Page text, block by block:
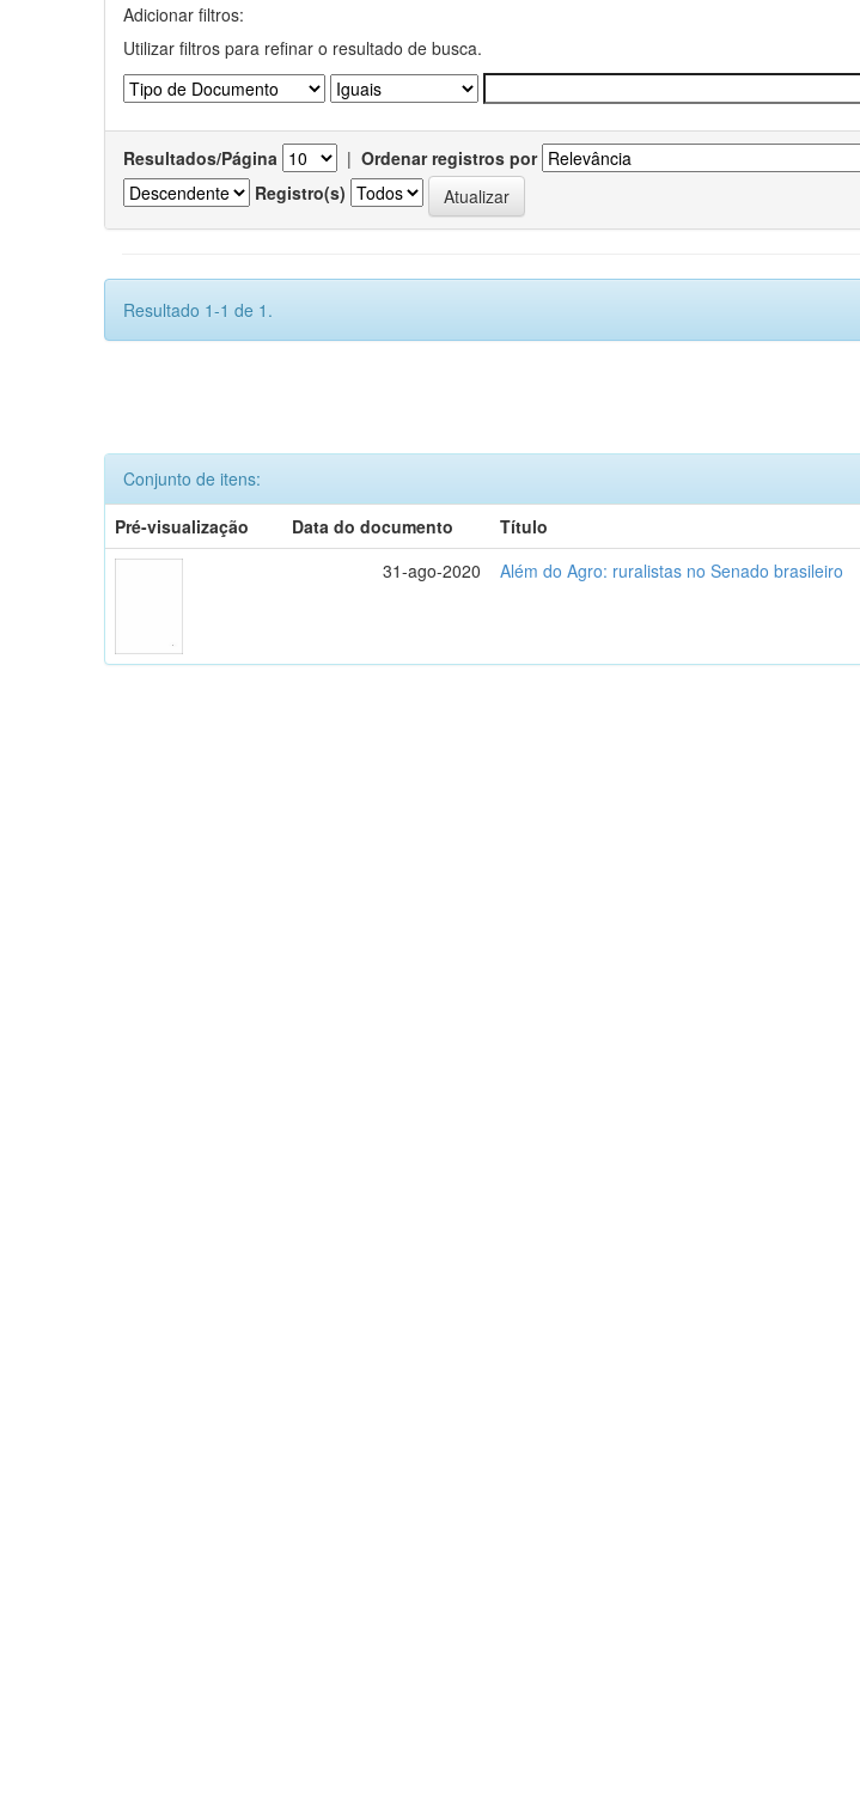
Adicionar filtros:
Utilizar filtros para refinar o resultado de busca.
Resultados/Página | Ordenar registros por
Registro(s)
Resultado 1-1 de 1.
Conjunto de itens:
Pré-visualização
Data do documento Título
31-ago-2020
Além do Agro: ruralistas no Senado brasileiro